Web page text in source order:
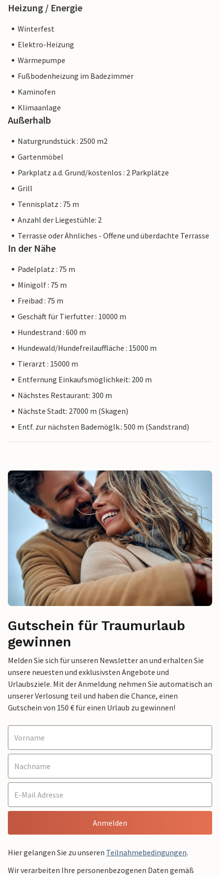
Heizung / Energie
Winterfest
Elektro-Heizung
Wärmepumpe
Fußbodenheizung im Badezimmer
Kaminofen
Klimaanlage
Außerhalb
Naturgrundstück : 2500 m2
Gartenmöbel
Parkplatz a.d. Grund/kostenlos : 2 Parkplätze
Grill
Tennisplatz : 75 m
Anzahl der Liegestühle: 2
Terrasse oder Ähnliches - Offene und überdachte Terrasse
In der Nähe
Padelplatz : 75 m
Minigolf : 75 m
Freibad : 75 m
Geschäft für Tierfutter : 10000 m
Hundestrand : 600 m
Hundewald/Hundefreilauffläche : 15000 m
Tierarzt : 15000 m
Entfernung Einkaufsmöglichkeit: 200 m
Nächstes Restaurant: 300 m
Nächste Stadt: 27000 m (Skagen)
Entf. zur nächsten Bademöglk.: 500 m (Sandstrand)
Gutschein für Traumurlaub
gewinnen
Melden Sie sich für unseren Newsletter an und erhalten Sie
unsere neuesten und exklusivsten Angebote und
Urlaubsziele. Mit der Anmeldung nehmen Sie automatisch an
unserer Verlosung teil und haben die Chance, einen
Gutschein von 150 € für einen Urlaub zu gewinnen!
Anmelden
Hier gelangen Sie zu unseren Teilnahmebedingungen.
Wir verarbeiten Ihre personenbezogenen Daten gemäß